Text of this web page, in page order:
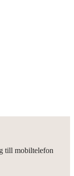
till mobiltelefon